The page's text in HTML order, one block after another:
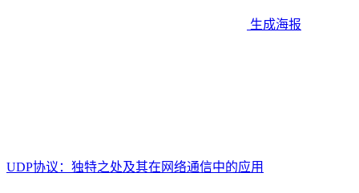
生成海报
UDP协议：独特之处及其在网络通信中的应用